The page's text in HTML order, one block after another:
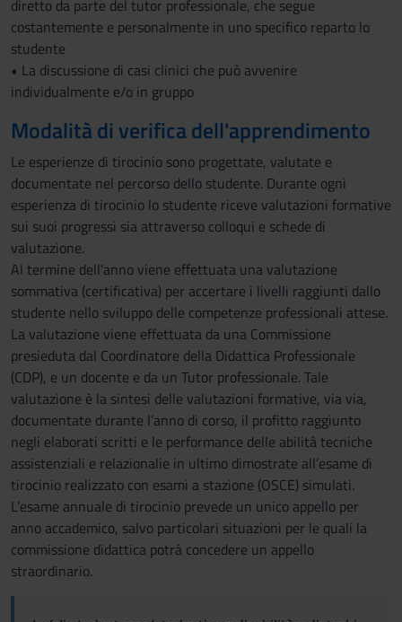
diretto da parte del tutor professionale, che segue
costantemente e personalmente in uno specifico reparto lo
studente
• La discussione di casi clinici che può avvenire
individualmente e/o in gruppo
Modalità di verifica dell'apprendimento
Le esperienze di tirocinio sono progettate, valutate e
documentate nel percorso dello studente. Durante ogni
esperienza di tirocinio lo studente riceve valutazioni formative
sui suoi progressi sia attraverso colloqui e schede di
valutazione.
Al termine dell'anno viene effettuata una valutazione
sommativa (certificativa) per accertare i livelli raggiunti dallo
studente nello sviluppo delle competenze professionali attese.
La valutazione viene effettuata da una Commissione
presieduta dal Coordinatore della Didattica Professionale
(CDP), e un docente e da un Tutor professionale. Tale
valutazione è la sintesi delle valutazioni formative, via via,
documentate durante l’anno di corso, il profitto raggiunto
negli elaborati scritti e le performance delle abilità tecniche
assistenziali e relazionalie in ultimo dimostrate all’esame di
tirocinio realizzato con esami a stazione (OSCE) simulati.
L’esame annuale di tirocinio prevede un unico appello per
anno accademico, salvo particolari situazioni per le quali la
commissione didattica potrà concedere un appello
straordinario.